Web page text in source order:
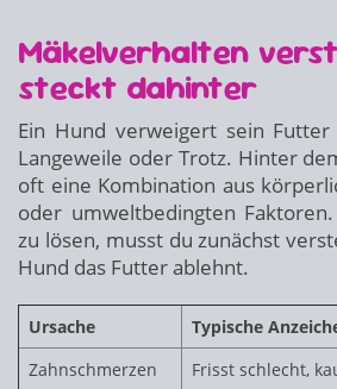
Mäkelverhalten
steckt dahinter
Ein Hund verweigert sein
Langeweile oder Trotz. Hinter
oft eine Kombination aus
oder umweltbedingten
zu lösen, musst du zunächst
Hund das Futter ablehnt.
Ursache
Typische
Zahnschmerzen
Frisst schlecht,